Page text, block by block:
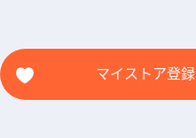
マイストア登録